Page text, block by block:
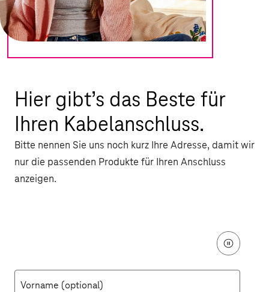
Hier gibt’s das Beste für
Ihren Kabelanschluss.
Bitte nennen Sie uns noch kurz Ihre Adresse, damit wir
nur die passenden Produkte für Ihren Anschluss
anzeigen.
Animation
Vorname (optional)